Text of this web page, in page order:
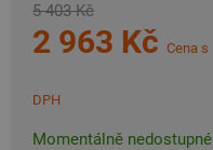
5 403 Kč
2 963 Kč Cena s
DPH
Momentálně nedostupné